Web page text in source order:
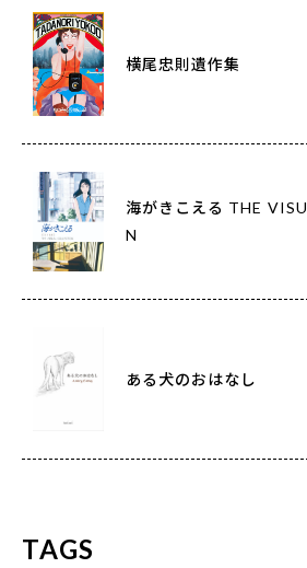
横尾忠則遺作集
海がきこえる THE
N
ある犬のおはなし
TAGS